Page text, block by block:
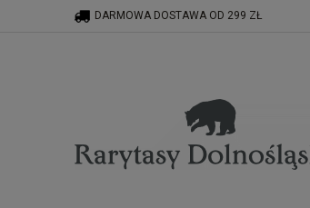
DARMOWA DOSTAWA OD 299 ZŁ